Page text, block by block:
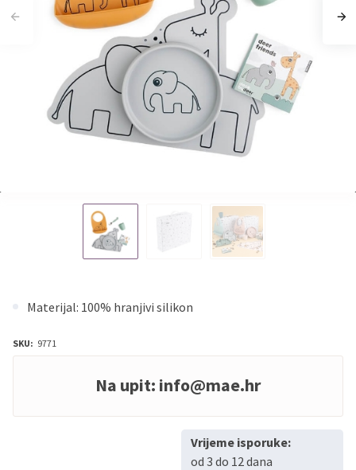
Materijal: 100% hranjivi silikon
SKU: 9771
Na upit: info@mae.hr
Vrijeme isporuke:
od 3 do 12 dana